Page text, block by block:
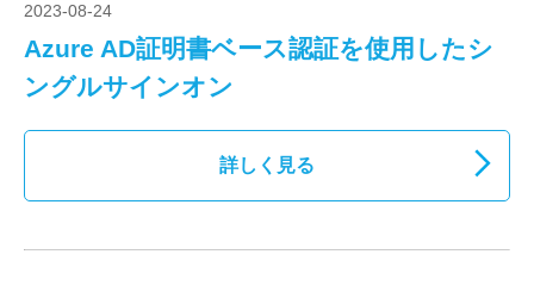
2023-08-24
Azure AD証明書ベース認証を使用したシ
ングルサインオン
詳しく見る